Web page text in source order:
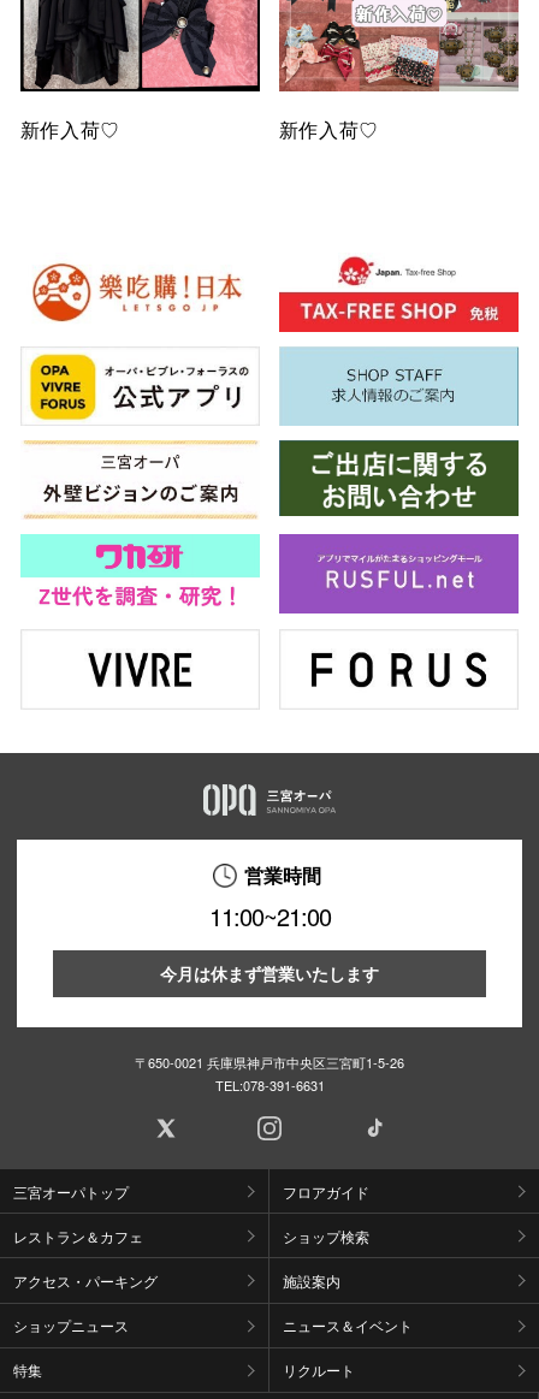
新作入荷♡ 新作入荷♡
営業時間
11:00~21:00
今月は休まず営業いたします
〒650-0021 兵庫県神戸市中央区三宮町1-5-26
TEL:078-391-6631
三宮オーパトップ フロアガイド
レストラン＆カフェ ショップ検索
アクセス・パーキング 施設案内
ショップニュース ニュース＆イベント
特集 リクルート